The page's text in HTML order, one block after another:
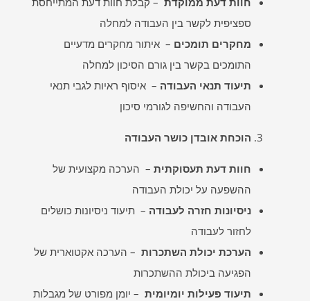
ספציפית לקשר בין העבודה למחלה
מחקרים תומכים – איתור מחקרים מדעיים
התומכים בקשר בין גורם הסיכון למחלה
תיעוד תנאי העבודה – איסוף ראיות לגבי תנאי
העבודה והחשיפה לגורמי סיכון
הוכחת אובדן כושר העבודה
חוות דעת תעסוקתית – הערכה מקצועית של
ההשפעה על יכולת העבודה
ניסיונות חזרה לעבודה – תיעוד ניסיונות כושלים
לחזור לעבודה
הערכת יכולת השתכרות – הערכה אקטוארית של
הפגיעה ביכולת ההשתכרות
תיעוד פעילות יומיומית – יומן מפורט של מגבלות